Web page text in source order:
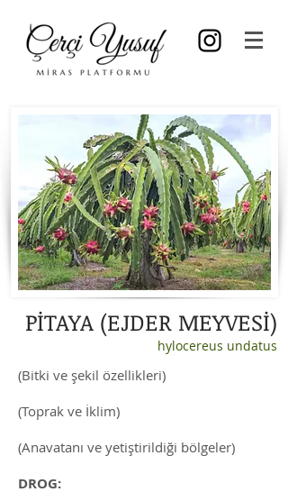
PİTAYA (EJDER MEYVESİ)
hylocereus undatus
(Bitki ve şekil özellikleri)
(Toprak ve İklim)
(Anavatanı ve yetiştirildiği bölgeler)
DROG: